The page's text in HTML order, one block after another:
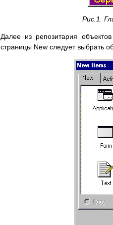
Рис.1.
Далее из репозитария
страницы New следует выбрать